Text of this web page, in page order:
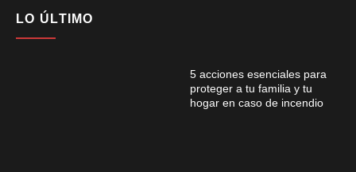
LO ÚLTIMO
5 acciones esenciales para
proteger a tu familia y tu
hogar en caso de incendio